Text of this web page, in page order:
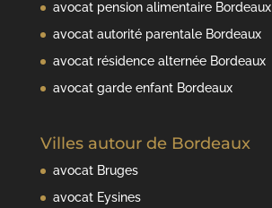
avocat pension alimentaire Bordeaux
avocat autorité parentale Bordeaux
avocat résidence alternée Bordeaux
avocat garde enfant Bordeaux
Villes autour de Bordeaux
avocat Bruges
avocat Eysines